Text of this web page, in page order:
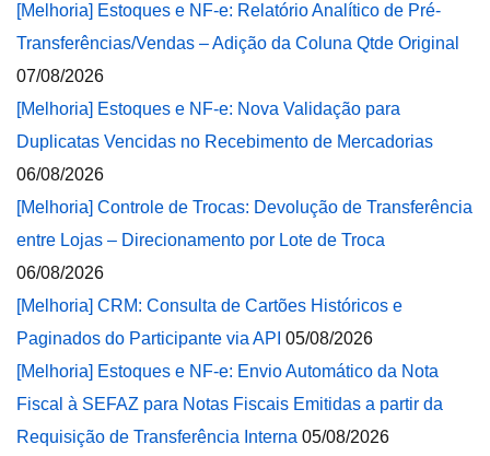
[Melhoria] Estoques e NF-e: Relatório Analítico de Pré-
Transferências/Vendas – Adição da Coluna Qtde Original
07/08/2026
[Melhoria] Estoques e NF-e: Nova Validação para
Duplicatas Vencidas no Recebimento de Mercadorias
06/08/2026
[Melhoria] Controle de Trocas: Devolução de Transferência
entre Lojas – Direcionamento por Lote de Troca
06/08/2026
[Melhoria] CRM: Consulta de Cartões Históricos e
Paginados do Participante via API 05/08/2026
[Melhoria] Estoques e NF-e: Envio Automático da Nota
Fiscal à SEFAZ para Notas Fiscais Emitidas a partir da
Requisição de Transferência Interna 05/08/2026